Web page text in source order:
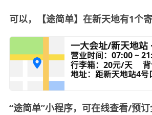
可以，【途简单】在新天地有1个寄
一大会址/新天地站
营业时间：07:00 ~
行李箱：20元/天
地址：距新天地站4号
“途简单”小程序，可在线查看/预